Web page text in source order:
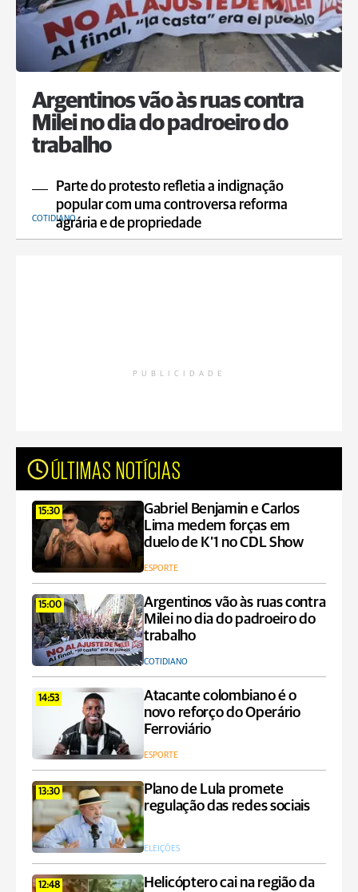
Argentinos vão às ruas contra
Milei no dia do padroeiro do
trabalho
Parte do protesto refletia a indignação
popular com uma controversa reforma
agrária e de propriedade
COTIDIANO
PUBLICIDADE
ÚLTIMAS NOTÍCIAS
15:30
Gabriel Benjamin e Carlos
Lima medem forças em
duelo de K’1 no CDL Show
ESPORTE
15:00
Argentinos vão às ruas contra
Milei no dia do padroeiro do
trabalho
COTIDIANO
14:53
Atacante colombiano é o
novo reforço do Operário
Ferroviário
ESPORTE
13:30
Plano de Lula promete
regulação das redes sociais
ELEIÇÕES
12:48 Helicóptero cai na região da